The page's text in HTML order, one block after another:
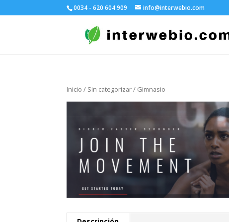
0034 - 620 604 909 info@interwebio.com
Inicio / Sin categorizar/ Gimnasio